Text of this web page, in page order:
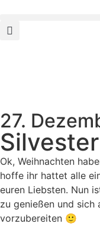
27.
Silvester
Ok, Weihnachten
hoffe ihr hattet alle
euren Liebsten. Nun
zu genießen und sich
vorzubereiten 🙂